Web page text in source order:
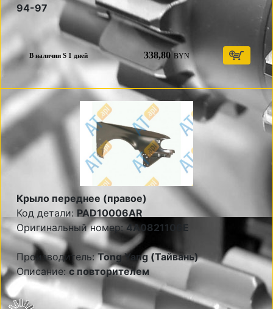
94-97
В наличии S 1 дней 338,80 BYN
Крыло переднее (правое)
Код детали: PAD10006AR
Оригинальный номер: 4A0821106E
Производитель:Tong Yang (Тайвань)
Описание: с повторителем